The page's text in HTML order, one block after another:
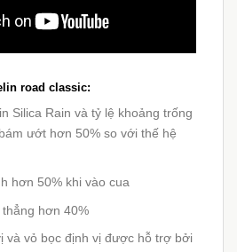
road classic:
Silica Rain và tỷ lệ khoảng trống
ướt hơn 50% so với thế hệ
hơn 50% khi vào cua
hơn 40%
và vỏ bọc định vị được hỗ trợ bởi